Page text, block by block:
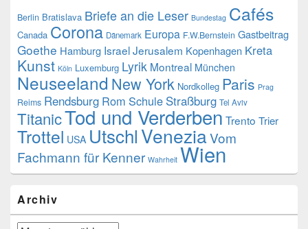
Berlin Bratislava Briefe an die Leser Bundestag Cafés
Canada Corona Dänemark Europa F.W.Bernstein Gastbeitrag
Goethe Hamburg IsraelJerusalem Kopenhagen Kreta
Kunst Köln Luxemburg Lyrik Montreal München
Neuseeland New York Nordkolleg Paris Prag
Reims Rendsburg Rom Schule Straßburg Tel Aviv
TitanicTod und Verderben Trento Trier
Trottel USA UtschlVeneziaVom
Fachmann für Kenner Wahrheit Wien
Archiv